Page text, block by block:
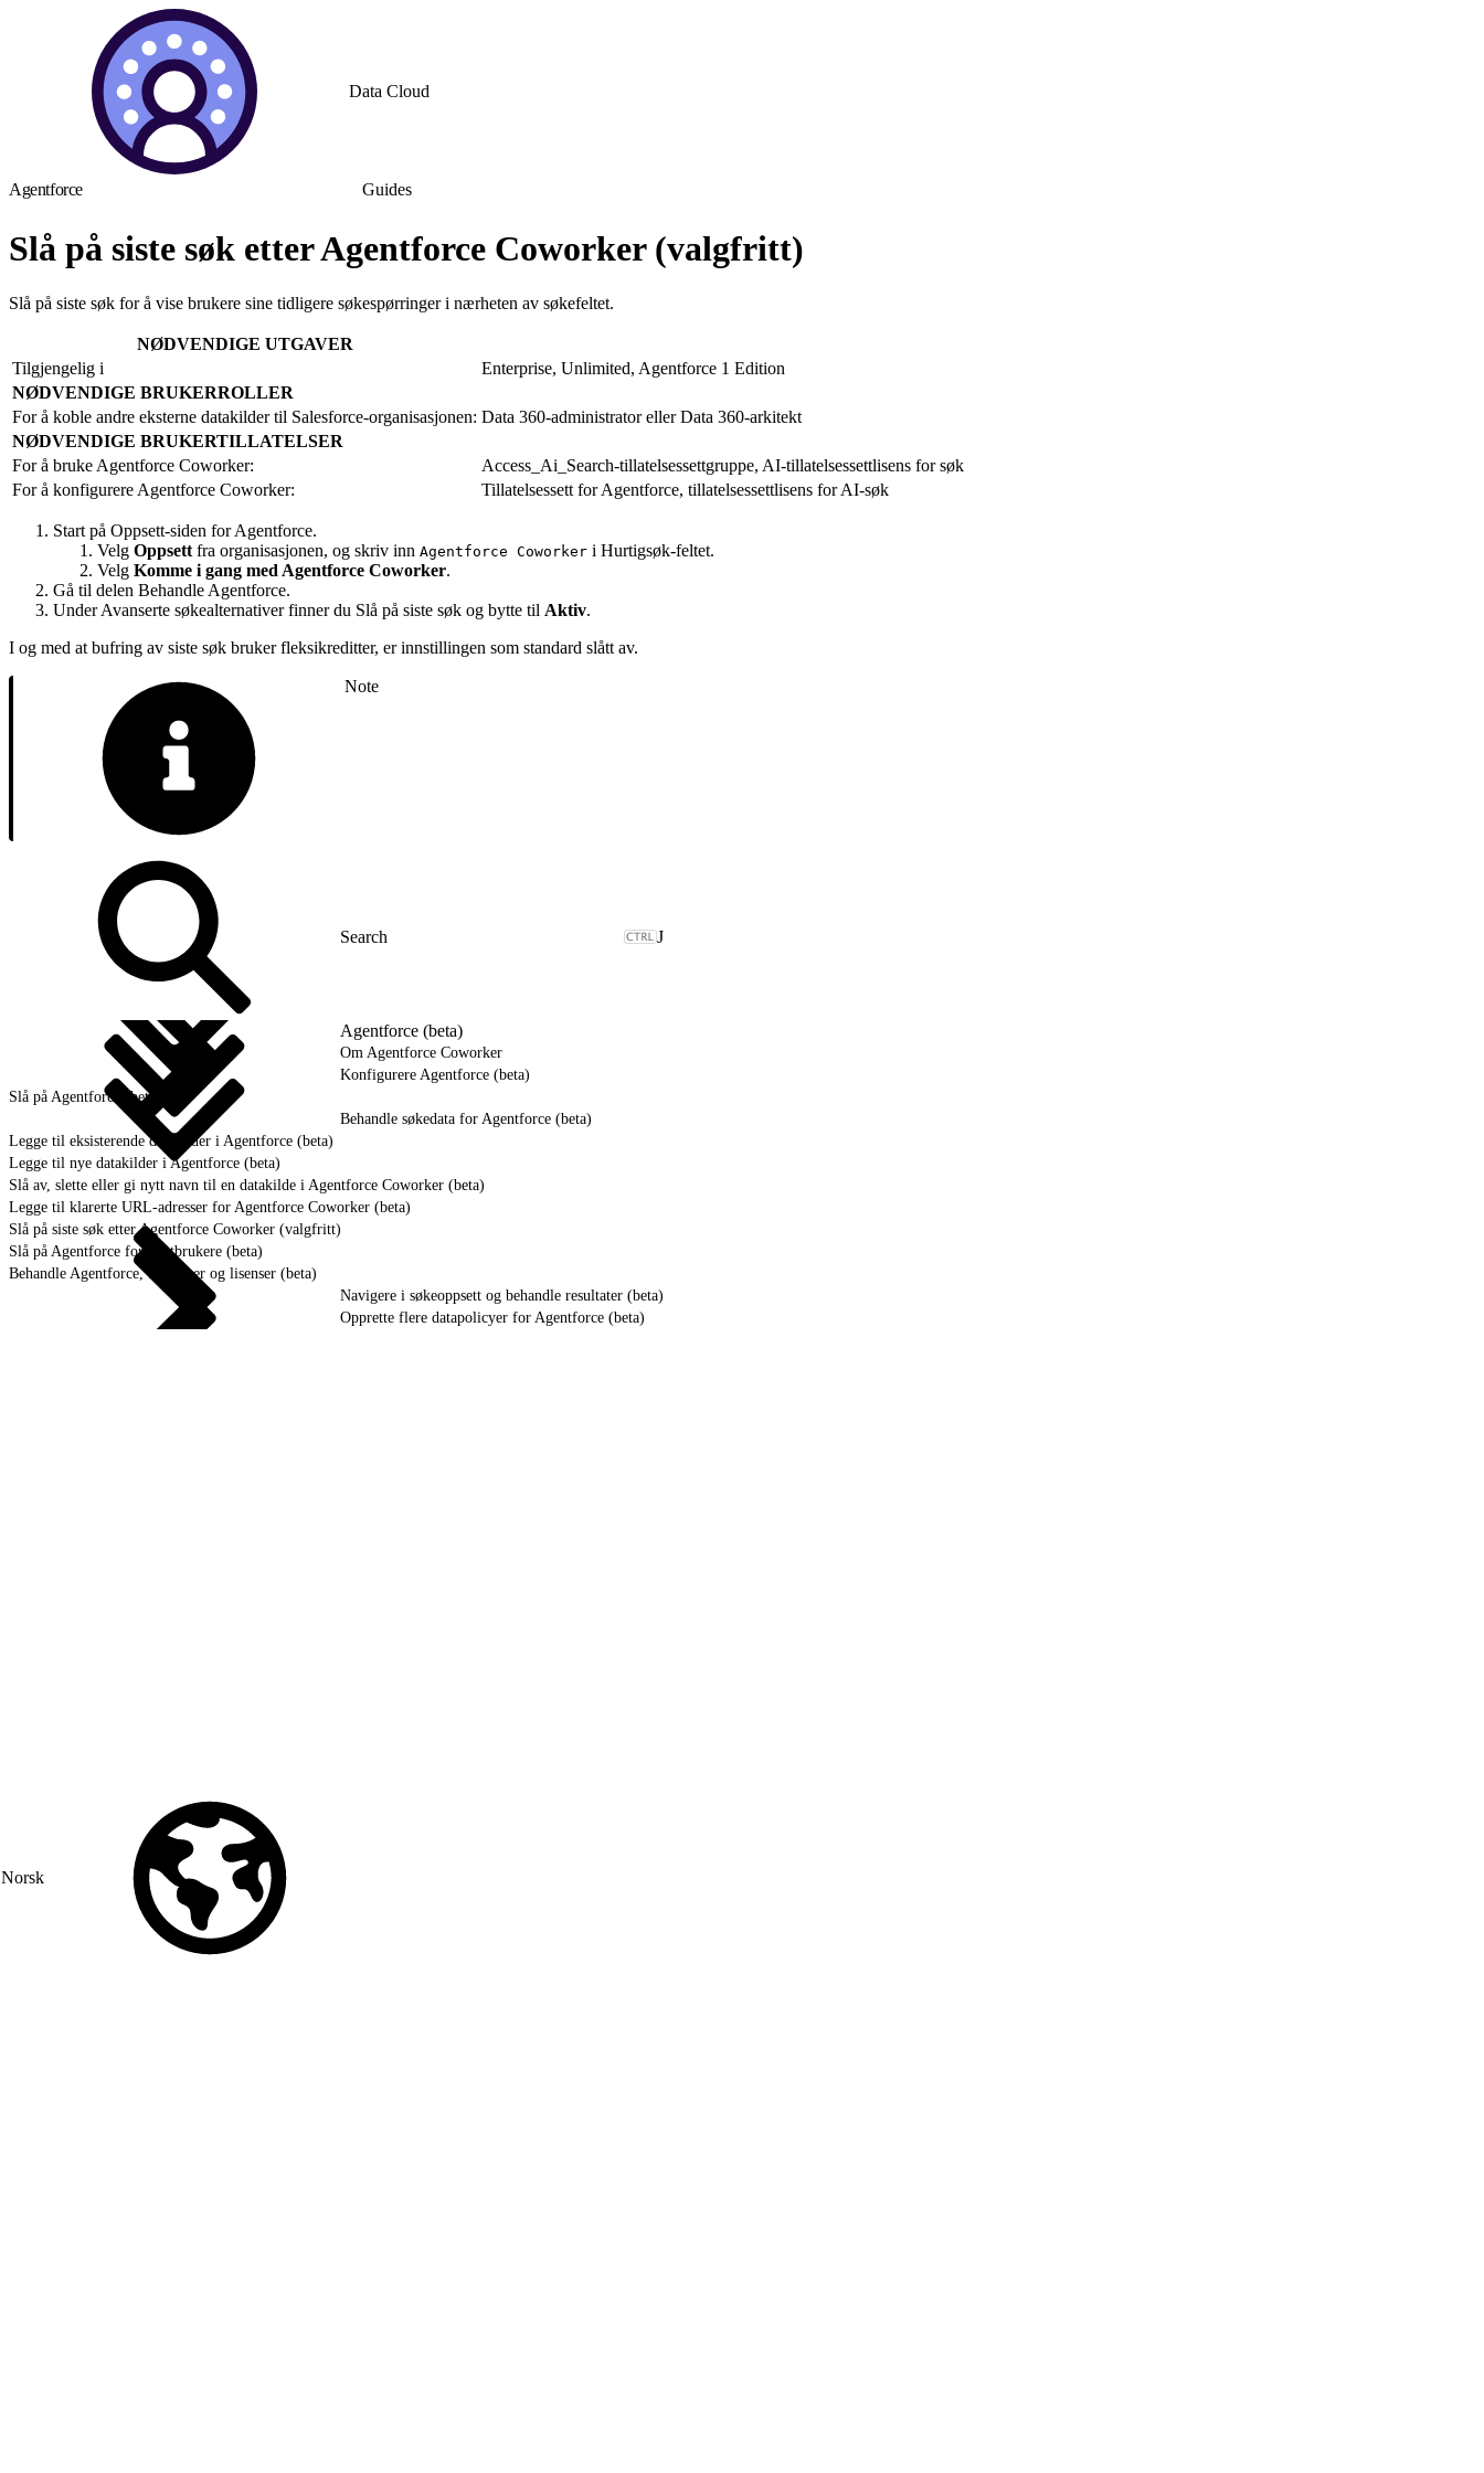
Data Cloud
Agentforce Guides
Slå på siste søk etter Agentforce Coworker (valgfritt)
Slå på siste søk for å vise brukere sine tidligere søkespørringer i nærheten av søkefeltet.
NØDVENDIGE UTGAVER
Tilgjengelig i
Enterprise, Unlimited, Agentforce 1 Edition
NØDVENDIGE BRUKERROLLER
For å koble andre eksterne datakilder til Salesforce-organisasjonen: Data 360-administrator eller Data 360-arkitekt
NØDVENDIGE BRUKERTILLATELSER
For å bruke Agentforce Coworker:
Access_Ai_Search-tillatelsessettgruppe, AI-tillatelsessettlisens for søk
For å konfigurere Agentforce Coworker:
Tillatelsessett for Agentforce, tillatelsessettlisens for AI-søk
Start på Oppsett-siden for Agentforce.
Velg Oppsett fra organisasjonen, og skriv inn Agentforce Coworker i Hurtigsøk-feltet.
Velg Komme i gang med Agentforce Coworker.
Gå til delen Behandle Agentforce.
Under Avanserte søkealternativer finner du Slå på siste søk og bytte til Aktiv.
I og med at bufring av siste søk bruker fleksikreditter, er innstillingen som standard slått av.
Note
J
Agentforce (beta)
Om Agentforce Coworker
Konfigurere Agentforce (beta)
Slå på Agentforce (beta)
Behandle søkedata for Agentforce (beta)
Legge til eksisterende datakilder i Agentforce (beta)
Legge til nye datakilder i Agentforce (beta)
Slå av, slette eller gi nytt navn til en datakilde i Agentforce Coworker (beta)
Legge til klarerte URL-adresser for Agentforce Coworker (beta)
Slå på siste søk etter Agentforce Coworker (valgfritt)
Slå på Agentforce for sluttbrukere (beta)
Behandle Agentforce, tillatelser og lisenser (beta)
Navigere i søkeoppsett og behandle resultater (beta)
Opprette flere datapolicyer for Agentforce (beta)
Norsk